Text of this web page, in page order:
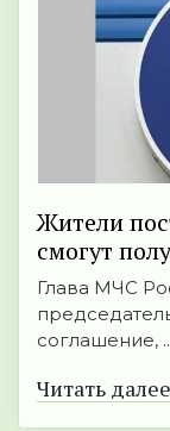
Жители
смогут
Глава МЧС
соглашение,
Читать далее